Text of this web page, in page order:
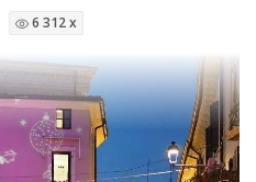
6 312 x